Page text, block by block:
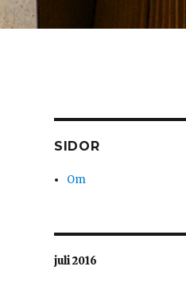
SIDOR
Om
juli 2016